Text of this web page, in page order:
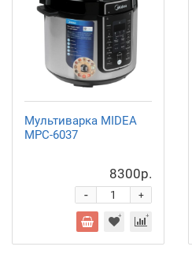
Мультиварка MIDEA
MPC-6037
8300р.
+
-